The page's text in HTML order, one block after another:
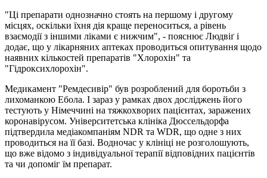
"Ці препарати однозначно стоять на першому і другому
місцях, оскільки їхня дія краще переноситься, а рівень
взаємодії з іншими ліками є нижчим", - пояснює Людвіґ і
додає, що у лікарняних аптеках проводиться опитування щодо
наявних кількостей препаратів "Хлорохін" та
"Гідроксихлорохін".
Медикамент "Ремдесивір" був розроблений для боротьби з
лихоманкою Ебола. І зараз у рамках двох досліджень його
тестують у Німеччині на тяжкохворих пацієнтах, заражених
коронавірусом. Університетська клініка Дюссельдорфа
підтвердила медіакомпаніям NDR та WDR, що одне з них
проводиться на її базі. Водночас у клініці не розголошують,
що вже відомо з індивідуальної терапії відповідних пацієнтів
та чи допоміг їм препарат.